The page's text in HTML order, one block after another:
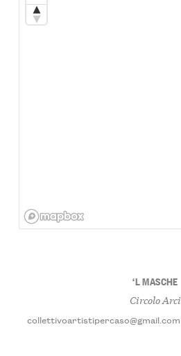
‘L MASCHE
Circolo Arci
collettivoartistipercaso@gmail.com